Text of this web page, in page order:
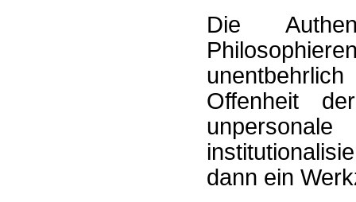
Die
Offenheit
dann ein